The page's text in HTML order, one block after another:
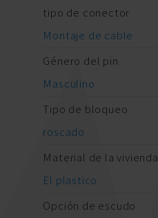
tipo de conector
Montaje de cable
Género del pin
Masculino
Tipo de bloqueo
roscado
Material de la vivienda
El plastico
Opción de escudo